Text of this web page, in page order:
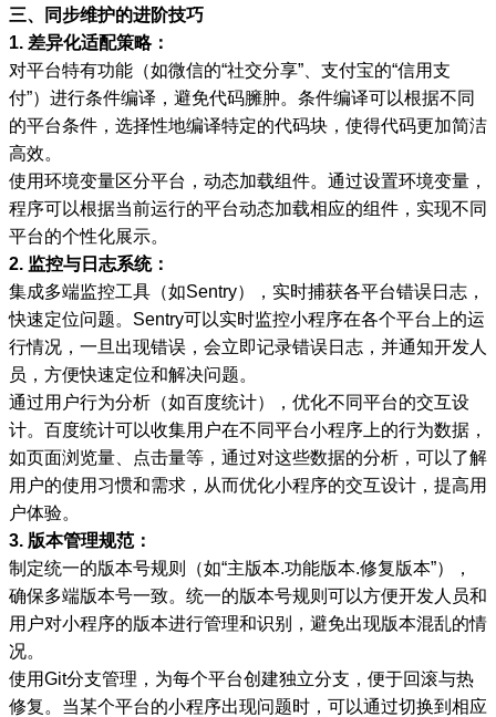
三、同步维护的进阶技巧
1. 差异化适配策略：
对平台特有功能（如微信的“社交分享”、支付宝的“信用支
付”）进行条件编译，避免代码臃肿。条件编译可以根据不同
的平台条件，选择性地编译特定的代码块，使得代码更加简洁
高效。
使用环境变量区分平台，动态加载组件。通过设置环境变量，
程序可以根据当前运行的平台动态加载相应的组件，实现不同
平台的个性化展示。
2. 监控与日志系统：
集成多端监控工具（如Sentry），实时捕获各平台错误日志，
快速定位问题。Sentry可以实时监控小程序在各个平台上的运
行情况，一旦出现错误，会立即记录错误日志，并通知开发人
员，方便快速定位和解决问题。
通过用户行为分析（如百度统计），优化不同平台的交互设
计。百度统计可以收集用户在不同平台小程序上的行为数据，
如页面浏览量、点击量等，通过对这些数据的分析，可以了解
用户的使用习惯和需求，从而优化小程序的交互设计，提高用
户体验。
3. 版本管理规范：
制定统一的版本号规则（如“主版本.功能版本.修复版本”），
确保多端版本号一致。统一的版本号规则可以方便开发人员和
用户对小程序的版本进行管理和识别，避免出现版本混乱的情
况。
使用Git分支管理，为每个平台创建独立分支，便于回滚与热
修复。当某个平台的小程序出现问题时，可以通过切换到相应